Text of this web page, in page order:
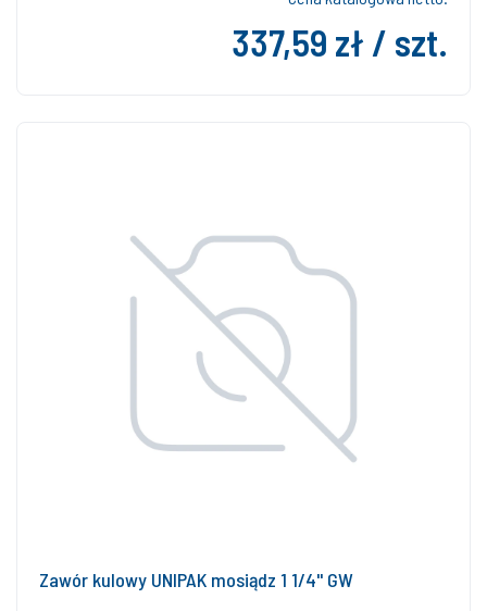
337,59 zł / szt.
Zawór kulowy UNIPAK mosiądz 1 1/4'' GW